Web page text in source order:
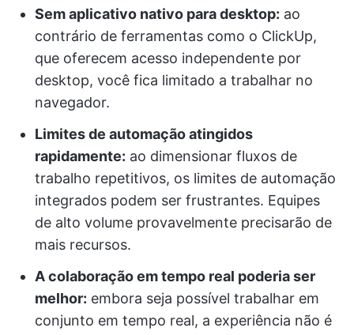
Sem aplicativo nativo para desktop: ao
contrário de ferramentas como o ClickUp,
que oferecem acesso independente por
desktop, você fica limitado a trabalhar no
navegador.
Limites de automação atingidos
rapidamente: ao dimensionar fluxos de
trabalho repetitivos, os limites de automação
integrados podem ser frustrantes. Equipes
de alto volume provavelmente precisarão de
mais recursos.
A colaboração em tempo real poderia ser
melhor: embora seja possível trabalhar em
conjunto em tempo real, a experiência não é